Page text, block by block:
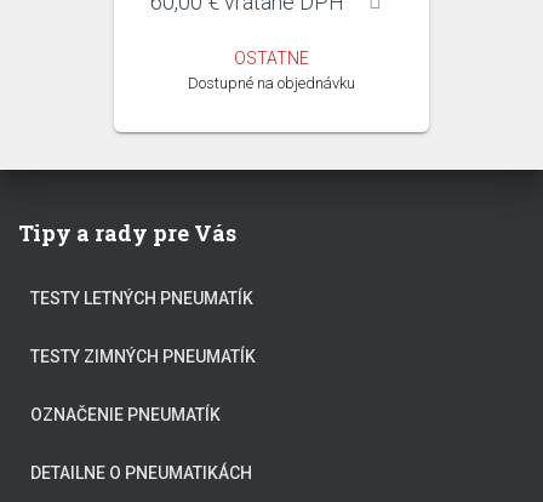
OSTATNE
Dostupné na objednávku
Tipy a rady pre Vás
TESTY LETNÝCH PNEUMATÍK
TESTY ZIMNÝCH PNEUMATÍK
OZNAČENIE PNEUMATÍK
DETAILNE O PNEUMATIKÁCH